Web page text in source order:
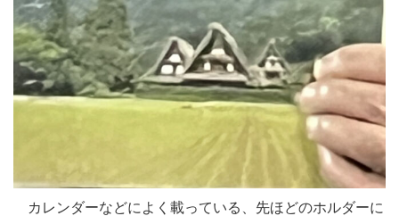
カレンダーなどによく載っている、先ほどのホルダーに